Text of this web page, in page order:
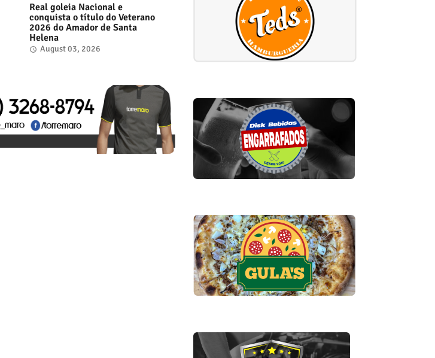
Real goleia Nacional e
conquista o título do Veterano
2026 do Amador de Santa
Helena
August 03, 2026